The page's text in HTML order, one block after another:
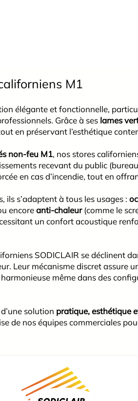
M1
élégante et fonctionnelle,
Grâce à ses lames
en préservant l’esthétique
non-feu M1, nos stores
recevant du public
en cas d’incendie, tout en
s’adaptent à tous les usages :
encoreanti-chaleur(comme le
un confort acoustique
SODICLAIR se déclinent
Leur mécanisme discret assure
même dans des
solution pratique, esthétique
de nos équipes commerciales